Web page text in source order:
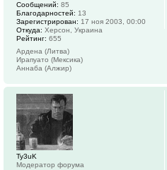
Сообщений: 85
Благодарностей: 13
Зарегистрирован: 17 ноя 2003, 00:00
Откуда: Херсон, Украина
Рейтинг: 655
Ардена (Литва)
Ирапуато (Мексика)
Аннаба (Алжир)
Ty3uK
Модератор форума